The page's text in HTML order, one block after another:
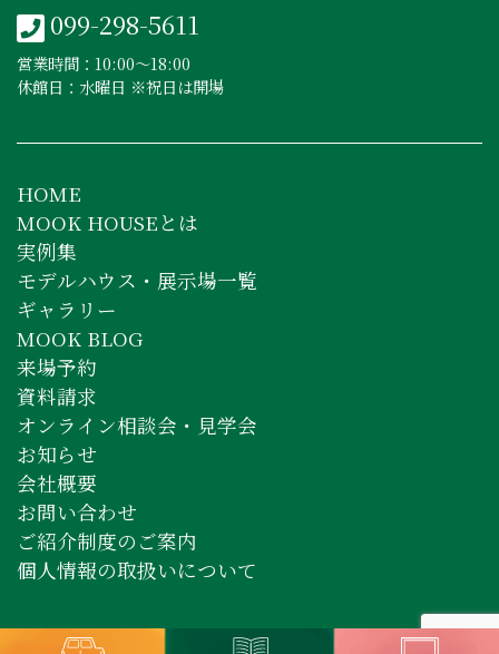
099-298-5611
営業時間：10:00〜18:00
休館日：水曜日 ※祝日は開場
HOME
MOOK HOUSEとは
実例集
モデルハウス・展示場一覧
ギャラリー
MOOK BLOG
来場予約
資料請求
オンライン相談会・見学会
お知らせ
会社概要
お問い合わせ
ご紹介制度のご案内
個人情報の取扱いについて